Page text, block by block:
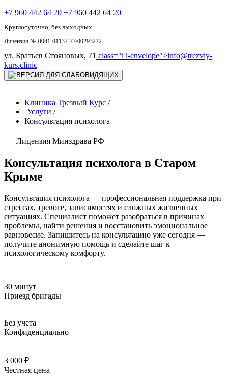
+7 960 442 64 20 +7 960 442 64 20
Круглосуточно, без выходных
Лицензия № Л041-01137-77/00293272
ул. Братьев Стояновых, 71 class="i i-envelope">info@trezviy-
kurs.clinic
Клиника Трезвый Курс /
Услуги /
Консультация психолога
Лицензия Минздрава РФ
Консультация психолога в Старом
Крыме
Консультация психолога — профессиональная поддержка при
стрессах, тревоге, зависимостях и сложных жизненных
ситуациях. Специалист поможет разобраться в причинах
проблемы, найти решения и восстановить эмоциональное
равновесие. Запишитесь на консультацию уже сегодня —
получите анонимную помощь и сделайте шаг к
психологическому комфорту.
30 минут
Приезд бригады
Без учета
Конфиденциально
3 000 ₽
Честная цена